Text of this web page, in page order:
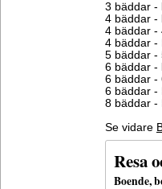
3 bäddar -
4 bäddar -
4 bäddar -
4 bäddar -
5 bäddar -
6 bäddar -
6 bäddar -
6 bäddar -
8 bäddar -
Se vidare
Resa
Boende,